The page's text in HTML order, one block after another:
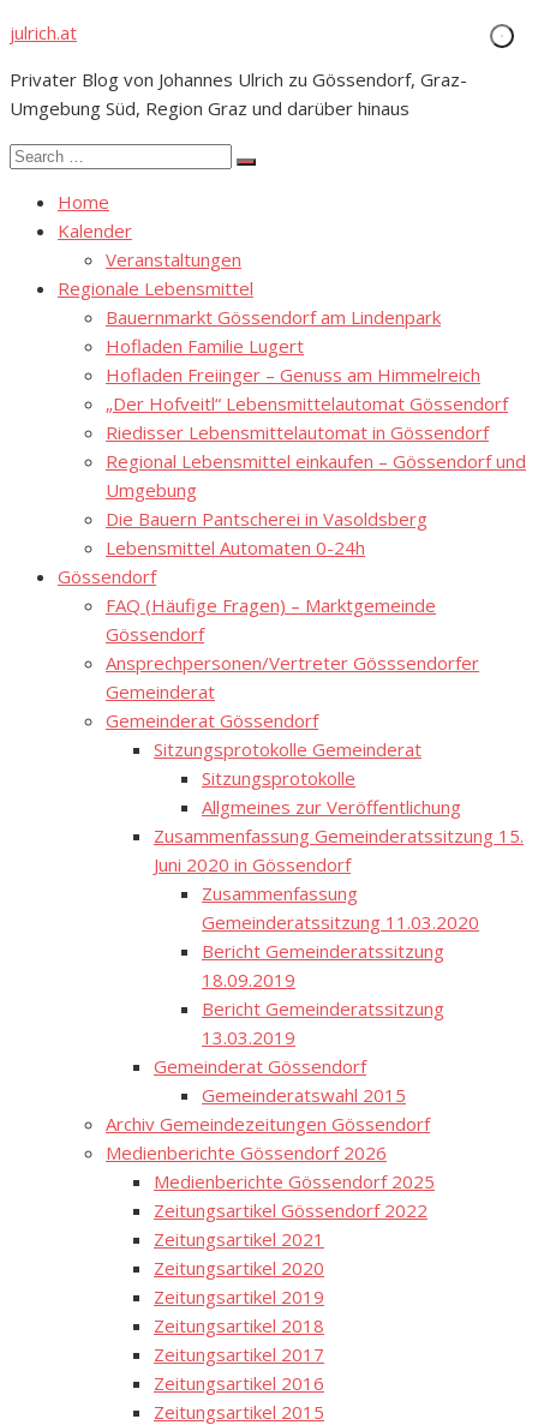
Skip
content
julrich.at
Privater Blog von Johannes Ulrich zu Gössendorf, Graz-
Umgebung Süd, Region Graz und darüber hinaus
Search
Search
Home
Kalender
Veranstaltungen
Regionale Lebensmittel
Bauernmarkt Gössendorf am Lindenpark
Hofladen Familie Lugert
Hofladen Freiinger – Genuss am Himmelreich
„Der Hofveitl“ Lebensmittelautomat Gössendorf
Riedisser Lebensmittelautomat in Gössendorf
Regional Lebensmittel einkaufen – Gössendorf und
Umgebung
Die Bauern Pantscherei in Vasoldsberg
Lebensmittel Automaten 0-24h
Gössendorf
FAQ (Häufige Fragen) – Marktgemeinde
Gössendorf
Ansprechpersonen/Vertreter Gösssendorfer
Gemeinderat
Gemeinderat Gössendorf
Sitzungsprotokolle Gemeinderat
Sitzungsprotokolle
Allgmeines zur Veröffentlichung
Zusammenfassung Gemeinderatssitzung 15.
Juni 2020 in Gössendorf
Zusammenfassung
Gemeinderatssitzung 11.03.2020
Bericht Gemeinderatssitzung
18.09.2019
Bericht Gemeinderatssitzung
13.03.2019
Gemeinderat Gössendorf
Gemeinderatswahl 2015
Archiv Gemeindezeitungen Gössendorf
Medienberichte Gössendorf 2026
Medienberichte Gössendorf 2025
Zeitungsartikel Gössendorf 2022
Zeitungsartikel 2021
Zeitungsartikel 2020
Zeitungsartikel 2019
Zeitungsartikel 2018
Zeitungsartikel 2017
Zeitungsartikel 2016
Zeitungsartikel 2015